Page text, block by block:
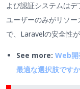
よび認証システムは
ユーザーのみがリソ
で、Laravelの安全性
See more: Web開
最適な選択肢ですか